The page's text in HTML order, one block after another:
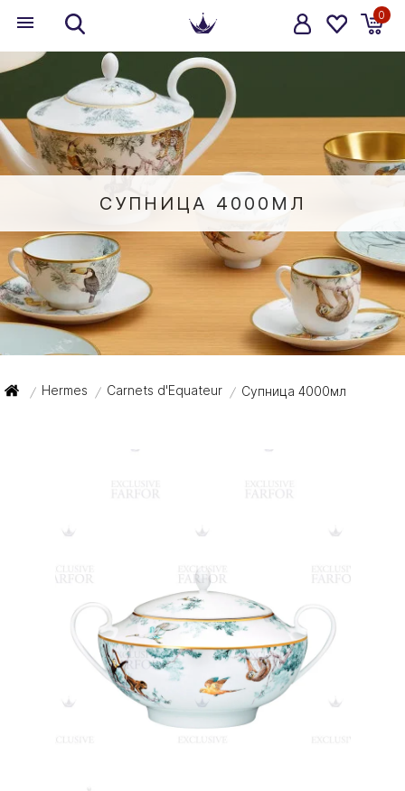
0
СУПНИЦА 4000МЛ
/ Hermes / Carnets d'Equateur / Супница 4000мл